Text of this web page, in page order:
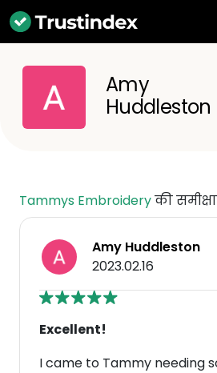
Amy
Huddleston
Tammys Embroideryकी समीक्षा
Amy Huddleston
2023.02.16
Excellent!
I came to Tammy needing